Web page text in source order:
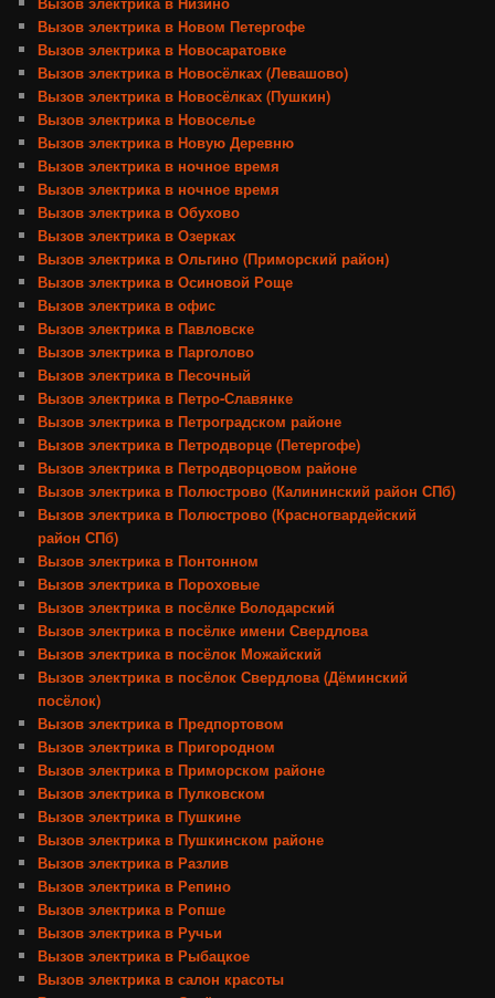
Вызов электрика в Новом Петергофе
Вызов электрика в Новосаратовке
Вызов электрика в Новосёлках (Левашово)
Вызов электрика в Новосёлках (Пушкин)
Вызов электрика в Новоселье
Вызов электрика в Новую Деревню
Вызов электрика в ночное время
Вызов электрика в ночное время
Вызов электрика в Обухово
Вызов электрика в Озерках
Вызов электрика в Ольгино (Приморский район)
Вызов электрика в Осиновой Роще
Вызов электрика в офис
Вызов электрика в Павловске
Вызов электрика в Парголово
Вызов электрика в Песочный
Вызов электрика в Петро-Славянке
Вызов электрика в Петроградском районе
Вызов электрика в Петродворце (Петергофе)
Вызов электрика в Петродворцовом районе
Вызов электрика в Полюстрово (Калининский район СПб)
Вызов электрика в Полюстрово (Красногвардейский
район СПб)
Вызов электрика в Понтонном
Вызов электрика в Пороховые
Вызов электрика в посёлке Володарский
Вызов электрика в посёлке имени Свердлова
Вызов электрика в посёлок Можайский
Вызов электрика в посёлок Свердлова (Дёминский
посёлок)
Вызов электрика в Предпортовом
Вызов электрика в Пригородном
Вызов электрика в Приморском районе
Вызов электрика в Пулковском
Вызов электрика в Пушкине
Вызов электрика в Пушкинском районе
Вызов электрика в Разлив
Вызов электрика в Репино
Вызов электрика в Ропше
Вызов электрика в Ручьи
Вызов электрика в Рыбацкое
Вызов электрика в салон красоты